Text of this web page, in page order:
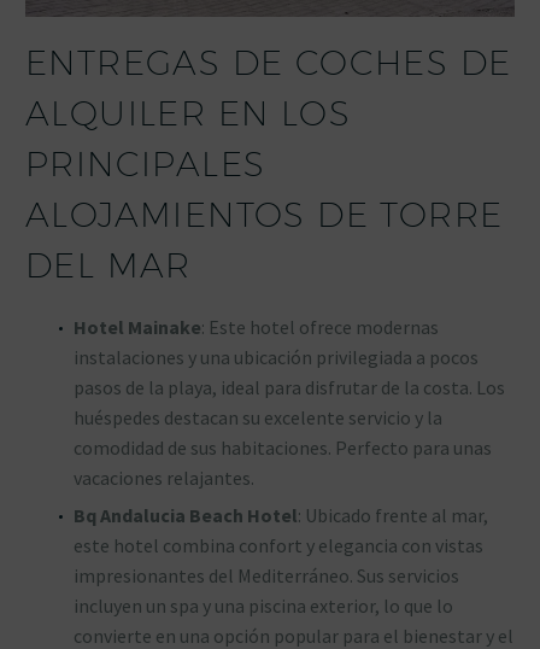
ENTREGAS DE COCHES DE
ALQUILER EN LOS
PRINCIPALES
ALOJAMIENTOS DE TORRE
DEL MAR
Hotel Mainake: Este hotel ofrece modernas
instalaciones y una ubicación privilegiada a pocos
pasos de la playa, ideal para disfrutar de la costa. Los
huéspedes destacan su excelente servicio y la
comodidad de sus habitaciones. Perfecto para unas
vacaciones relajantes.
Bq Andalucia Beach Hotel: Ubicado frente al mar,
este hotel combina confort y elegancia con vistas
impresionantes del Mediterráneo. Sus servicios
incluyen un spa y una piscina exterior, lo que lo
convierte en una opción popular para el bienestar y el